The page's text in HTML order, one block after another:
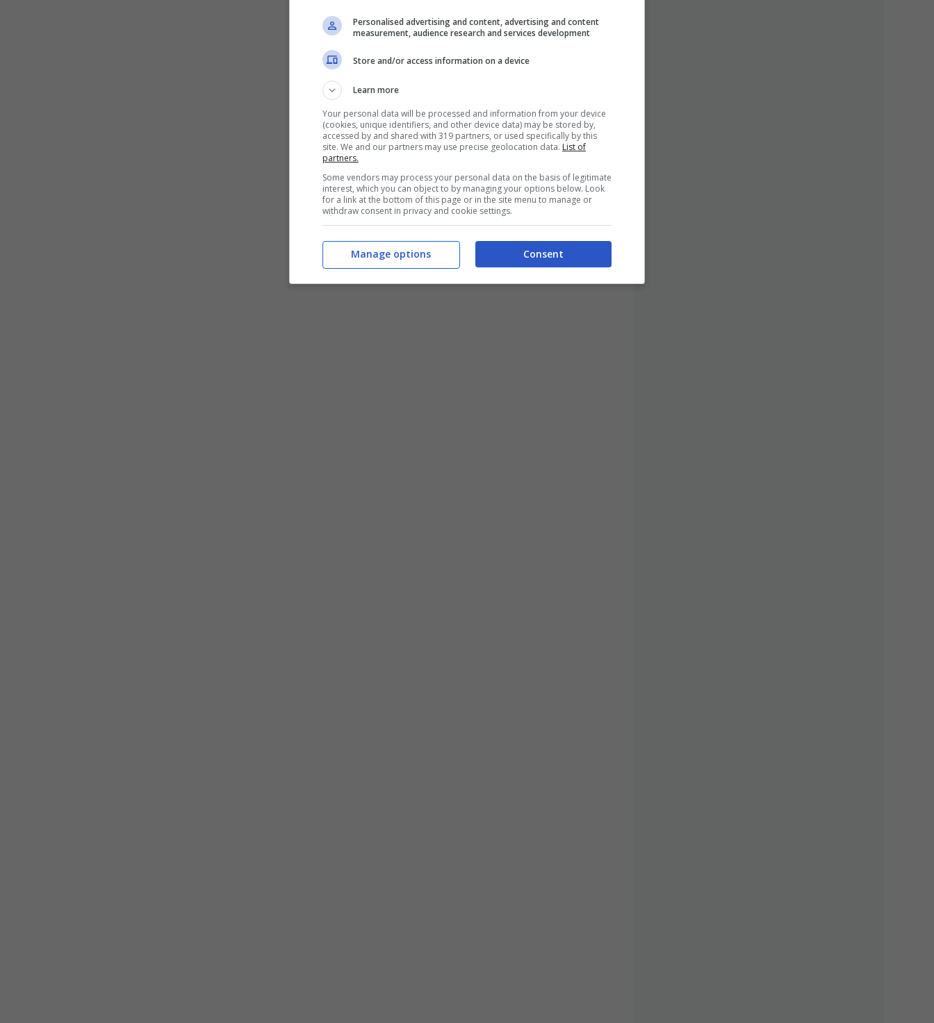
Personalised advertising and content, advertising and content
measurement, audience research and services development
Store and/or access information on a device
Learn more
Your personal data will be processed and information from your device
(cookies, unique identifiers, and other device data) may be stored by,
accessed by and shared with 319 partners, or used specifically by this
site. We and our partners may use precise geolocation data. List of
partners.
Some vendors may process your personal data on the basis of legitimate
interest, which you can object to by managing your options below. Look
for a link at the bottom of this page or in the site menu to manage or
withdraw consent in privacy and cookie settings.
Consent
Manage options